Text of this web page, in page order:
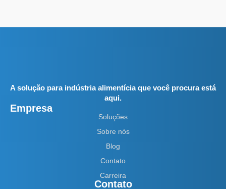
A solução para indústria alimentícia que você procura está
aqui.
Empresa
Soluções
Sobre nós
Blog
Contato
Carreira
Contato